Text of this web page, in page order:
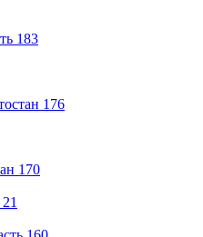
183
176
170
21